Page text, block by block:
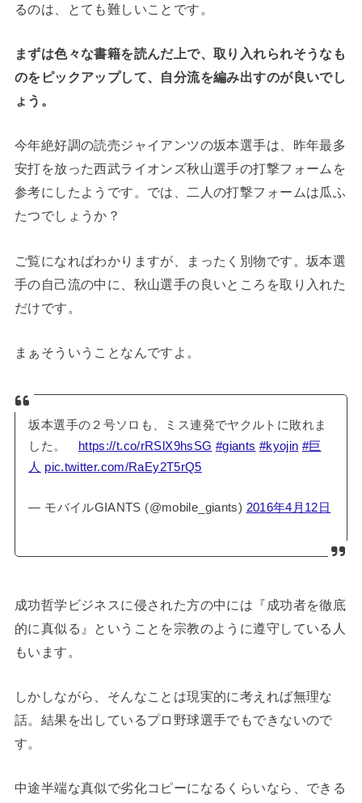
るのは、とても難しいことです。
まずは色々な書籍を読んだ上で、取り入れられそうなも
のをピックアップして、自分流を編み出すのが良いでし
ょう。
今年絶好調の読売ジャイアンツの坂本選手は、昨年最多
安打を放った西武ライオンズ秋山選手の打撃フォームを
参考にしたようです。では、二人の打撃フォームは瓜ふ
たつでしょうか？
ご覧になればわかりますが、まったく別物です。坂本選
手の自己流の中に、秋山選手の良いところを取り入れた
だけです。
まぁそういうことなんですよ。
坂本選手の２号ソロも、ミス連発でヤクルトに敗れま
した。
https://t.co/rRSlX9hsSG #giants #kyojin #巨
人 pic.twitter.com/RaEy2T5rQ5
— モバイルGIANTS (@mobile_giants) 2016年4月12日
成功哲学ビジネスに侵された方の中には『成功者を徹底
的に真似る』ということを宗教のように遵守している人
もいます。
しかしながら、そんなことは現実的に考えれば無理な
話。結果を出しているプロ野球選手でもできないので
す。
中途半端な真似で劣化コピーになるくらいなら、できる